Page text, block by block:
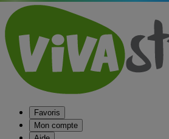
Favoris
Mon compte